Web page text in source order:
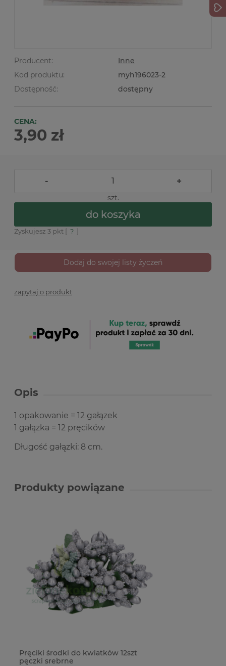
Producent:
Inne
Kod produktu:
myh196023-2
Dostępność:
dostępny
CENA:
3,90 zł
- +
szt.
do koszyka
Zyskujesz 3 pkt [ ? ]
Dodaj do swojej listy życzeń
zapytaj o produkt
Opis
1 opakowanie = 12 gałązek
1 gałązka = 12 pręcików
Długość gałązki: 8 cm.
Produkty powiązane
Pręciki środki do kwiatków 12szt
pęczki srebrne